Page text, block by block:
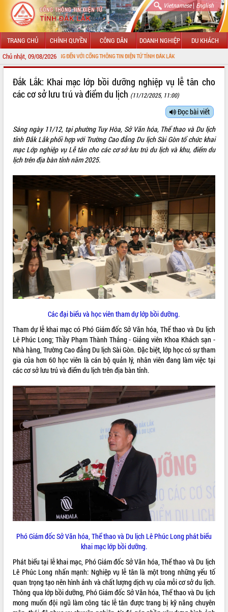
Vietnamese| English
TRANG CHỦ CHÍNH QUYỀN CÔNG DÂN DOANH NGHIỆP DU KHÁCH
Chủ nhật, 09/08/2026
CHÀO MỪNG ĐẾN VỚI CỔNG THÔNG TIN ĐIỆN TỬ TỈNH ĐẮK LẮK
GIỚI THIỆU
LÃNH ĐẠO UBND TỈNH
SỞ, BAN, NGÀNH
UBND CÁC XÃ, PHƯỜNG
THÔNG TIN CHỈ ĐẠO ĐIỀU HÀNH
HỆ THỐNG VĂN BẢN
VĂN BẢN HĐND TỈNH
ĐIỂM TIN VĂN BẢN
QUY HOẠCH - KẾ HOẠCH
VIDEO
Loading the player...
Trailer Lễ hội Sầu riêng Đắk Lắk năm
2026
và tặng quà người dân xã Cư Pui
Hội nghị UBND tỉnh Đắk Lắk thường kỳ
tháng 7/2026
Lễ truy tặng danh hiệu “Bà Mẹ Việt
Nam Anh hùng” và trao Huân chương
Lao động
UBND tỉnh Đắk Lắk triển khai nhiệm
ALBUM ẢNH
Đắk Lắk: Khai mạc lớp bồi dưỡng nghiệp vụ lễ tân cho
các cơ sở lưu trú và điểm du lịch (11/12/2025, 11:00)
Đọc bài viết
Sáng ngày 11/12, tại phường Tuy Hòa, Sở Văn hóa, Thể thao và Du lịch
tỉnh Đắk Lắk phối hợp với Trường Cao đẳng Du lịch Sài Gòn tổ chức khai
mạc Lớp nghiệp vụ Lễ tân cho các cơ sở lưu trú du lịch và khu, điểm du
lịch trên địa bàn tỉnh năm 2025.
Các đại biểu và học viên tham dự lớp bồi dưỡng.
Tham dự lễ khai mạc có Phó Giám đốc Sở Văn hóa, Thể thao và Du lịch
Lê Phúc Long; Thầy Phạm Thành Thắng - Giảng viên Khoa Khách sạn -
Nhà hàng, Trường Cao đẳng Du lịch Sài Gòn. Đặc biệt, lớp học có sự tham
gia của hơn 60 học viên là cán bộ quản lý, nhân viên đang làm việc tại
các cơ sở lưu trú và điểm du lịch trên địa bàn tỉnh.
Phó Giám đốc Sở Văn hóa, Thể thao và Du lịch Lê Phúc Long phát biểu
khai mạc lớp bồi dưỡng.
Phát biểu tại lễ khai mạc, Phó Giám đốc Sở Văn hóa, Thể thao và Du lịch
Lê Phúc Long nhấn mạnh: Nghiệp vụ lễ tân là một trong những yếu tố
quan trọng tạo nên hình ảnh và chất lượng dịch vụ của mỗi cơ sở du lịch.
Thông qua lớp bồi dưỡng, Phó Giám đốc Sở Văn hóa, Thể thao và Du lịch
mong muốn đội ngũ làm công tác lễ tân được trang bị kỹ năng chuyên